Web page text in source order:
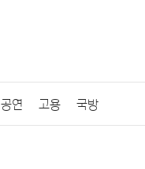
공연 고용 국방